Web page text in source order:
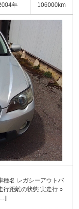
年 106000km
名 レガシーアウトバ
行距離の状態 実走行 ○